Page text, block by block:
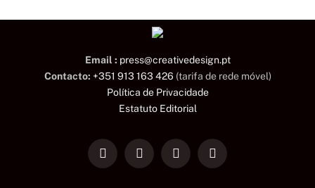
Email : press@creativedesign.pt
Contacto: +351 913 163 426 (tarifa de rede móvel)
Política de Privacidade
Estatuto Editorial
LinkedInFacebookInstagramTikTok